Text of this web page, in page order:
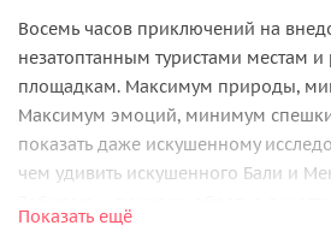
Восемь часов приключений на
незатоптанным туристами местам
площадкам. Максимум природы,
Максимум эмоций, минимум
показать даже искушенному
чем удивить искушенного Бали и
Показать ещё